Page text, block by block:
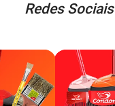
Redes Sociais